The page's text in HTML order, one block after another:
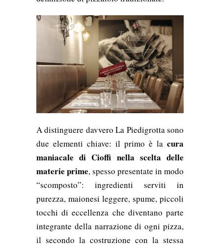
A distinguere davvero La Piedigrotta sono
due elementi chiave: il primo è la cura
maniacale di Cioffi nella scelta delle
materie prime, spesso presentate in modo
“scomposto”: ingredienti serviti in
purezza, maionesi leggere, spume, piccoli
tocchi di eccellenza che diventano parte
integrante della narrazione di ogni pizza,
il secondo la costruzione con la stessa